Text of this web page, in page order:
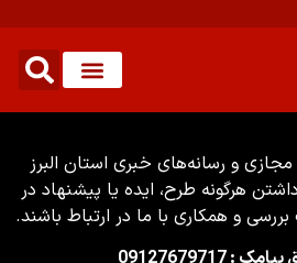
و رسانه‌های خبری استان البرز
هرگونه طرح، ایده یا پیشنهاد در
و همکاری با ما در ارتباط باشند.